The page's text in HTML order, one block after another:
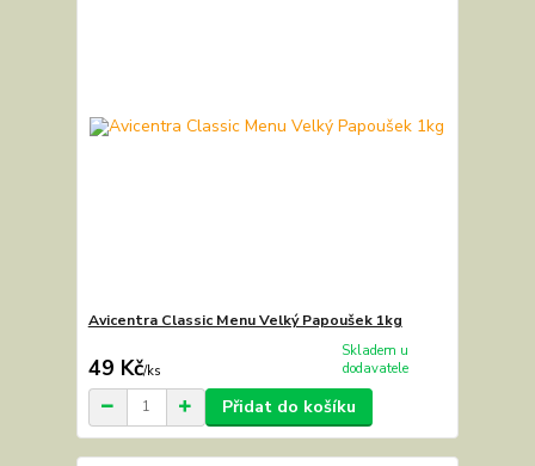
Avicentra Classic Menu Velký Papoušek 1kg
49 Kč/ks
Skladem u
dodavatele
Přidat do košíku